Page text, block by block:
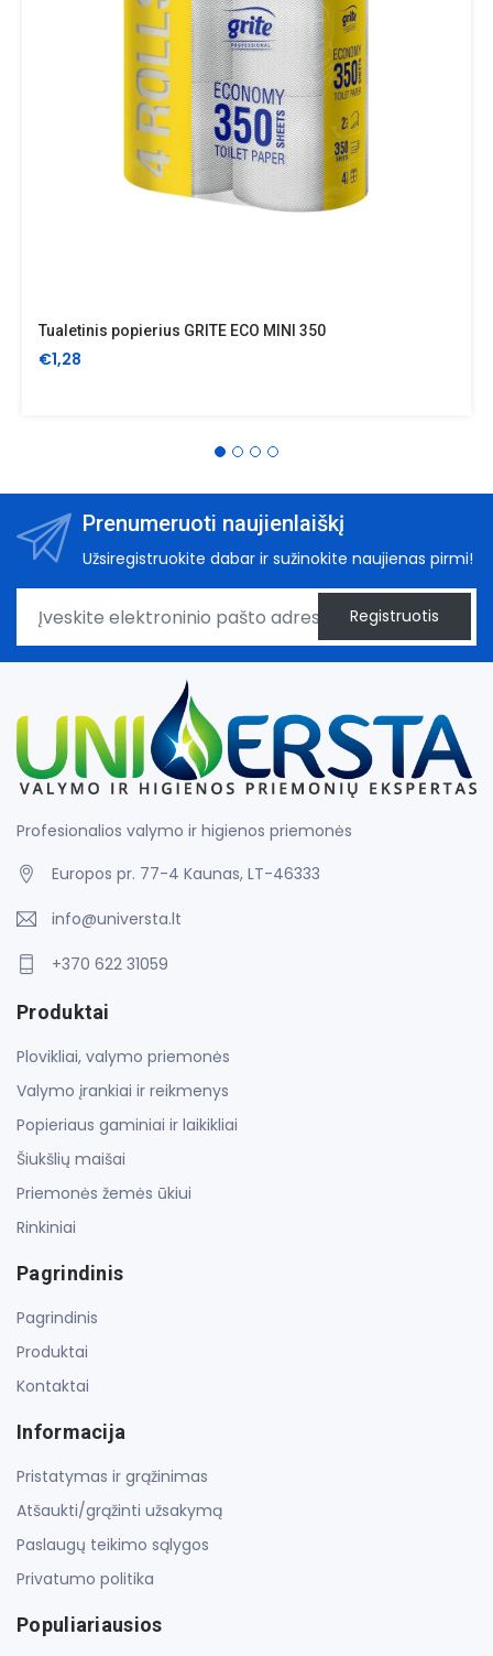
Tualetinis popierius GRITE ECO MINI 350
€1,28
Prenumeruoti naujienlaiškį
Užsiregistruokite dabar ir sužinokite naujienas pirmi!
Registruotis
Profesionalios valymo ir higienos priemonės
Europos pr. 77-4 Kaunas, LT-46333
info@universta.lt
+370 622 31059
Produktai
Plovikliai, valymo priemonės
Valymo įrankiai ir reikmenys
Popieriaus gaminiai ir laikikliai
Šiukšlių maišai
Priemonės žemės ūkiui
Rinkiniai
Pagrindinis
Pagrindinis
Produktai
Kontaktai
Informacija
Pristatymas ir grąžinimas
Atšaukti/grąžinti užsakymą
Paslaugų teikimo sąlygos
Privatumo politika
Populiariausios